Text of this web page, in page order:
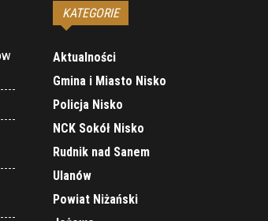
KATEGORIE
Aktualności
Gmina i Miasto Nisko
Policja Nisko
NCK Sokół Nisko
Rudnik nad Sanem
Ulanów
Powiat Niżański